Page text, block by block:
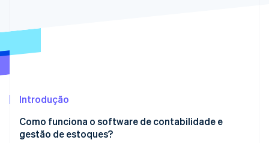
Radar
Atlas
Remoção de carbono
Verificação de identidade
Introdução
Como funciona o software de contabilidade e
gestão de estoques?